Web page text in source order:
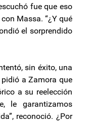
fue que eso
Massa. “¿Y qué
el sorprendido
sin éxito, una
a Zamora que
a su reelección
le garantizamos
reconoció. ¿Por